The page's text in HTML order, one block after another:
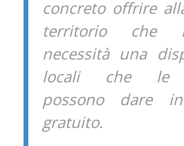
concreto offrire
territorio che
necessità una
locali che le
possono dare
gratuito.